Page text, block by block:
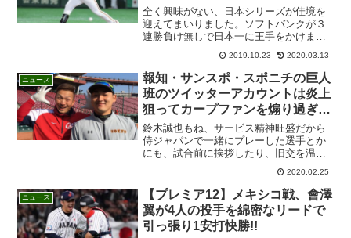
ーズ男にされる!!!
全く興味がない、日本シリーズが佳境を
迎えてまいりました。ソフトバンクが３
連勝負け無しで日本一に王手をかけまし
た。普段は、巨人キライ・原監督キラ
イ・ピッチャーの戸根キライ・中島キラ
イと言ってますが、これまでの試合内容
を見ると流石に心配になって...
2019.10.23 2020.03.13
ニュース
報知・サンスポ・スポニチの巨人
班のツイッターアカウントは炎上
狙ってカープファンを煽り過ぎだ
ろう!!確信犯だろう!!
鈴木誠也もね、サービス精神旺盛だから
侍ジャパンで一緒にプレーした選手とか
にも、試合前に挨拶したり、旧交を温め
たりするよ！それを、スポーツ新聞が取
り上げて写真付きで記事にするのはお仕
事だから大いにやってください。だけ
ど、報知・サンスポ・スポニ...
2020.02.25
ニュース
【プレミア12】メキシコ戦、會澤
翼が4人の投手を綿密なリードで
引っ張り1安打快勝!!